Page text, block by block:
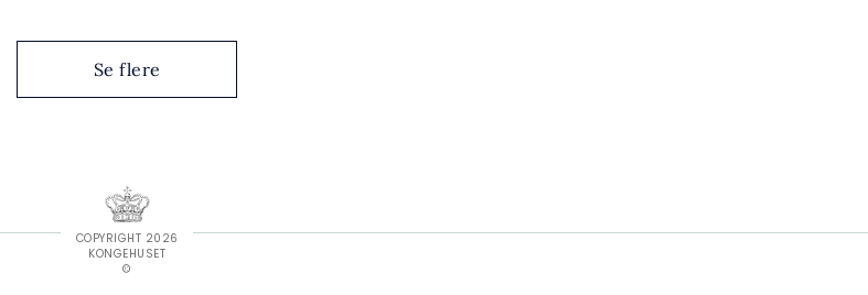
Se flere
COPYRIGHT 2026
KONGEHUSET
©